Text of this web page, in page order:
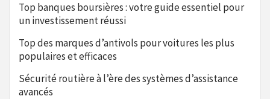
Top banques boursières : votre guide essentiel pour
un investissement réussi
Top des marques d’antivols pour voitures les plus
populaires et efficaces
Sécurité routière à l’ère des systèmes d’assistance
avancés